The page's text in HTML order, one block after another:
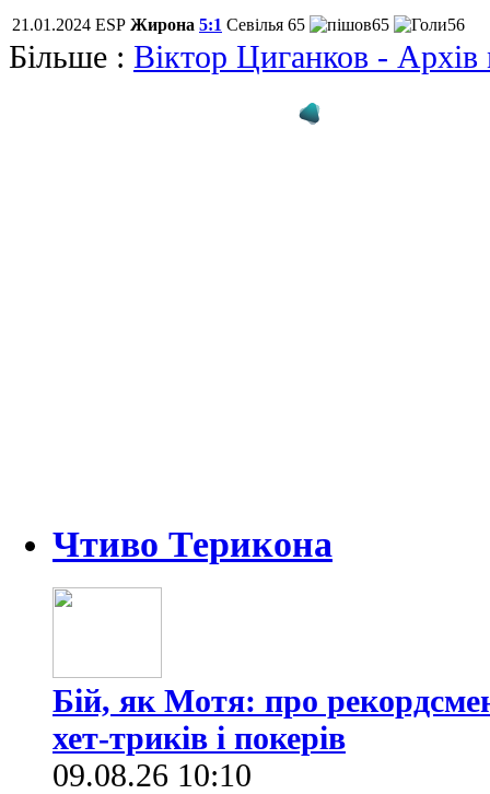
21.01.2024 ESP Жирона 5:1 Севілья 65 65 56
Більше : Віктор Циганков - Архів
Чтиво Терикона
Бій, як Мотя: про
хет-триків і покерів
09.08.26 10:10